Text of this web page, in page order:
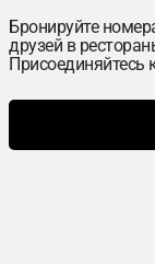
Бронируйте
друзей в
Присоединяйтесь